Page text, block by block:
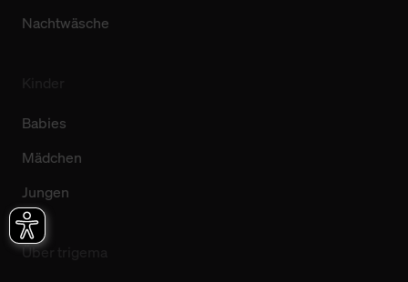
Nachtwäsche
Babies
Mädchen
Jungen
Über trigema